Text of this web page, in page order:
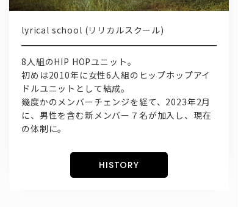
lyrical school (リリカルスクール)
8人組のHIP HOPユニット。
初めは2010年に女性6人組のヒップホップアイ
ドルユニットとして結成。
幾度かのメンバーチェンジを経て、2023年2月
に、男性を含む新メンバー７名が加入し、現在
の体制に。
HISTORY
lyrical school official web shop